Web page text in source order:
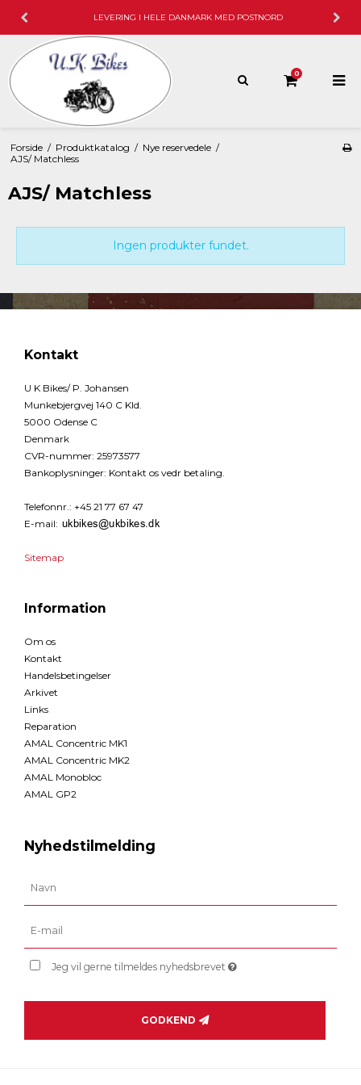
LEVERING I HELE DANMARK MED POSTNORD
0
Forside / Produktkatalog / Nye reservedele /
AJS/ Matchless
AJS/ Matchless
Ingen produkter fundet.
Kontakt
U K Bikes/ P. Johansen
Munkebjergvej 140 C Kld.
5000 Odense C
Denmark
CVR-nummer: 25973577
Bankoplysninger: Kontakt os vedr betaling.
Telefonnr. : +45 21 77 67 47
E-mail:
Sitemap
Information
Om os
Kontakt
Handelsbetingelser
Arkivet
Links
Reparation
AMAL Concentric MK1
AMAL Concentric MK2
AMAL Monobloc
AMAL GP2
Nyhedstilmelding
Jeg vil gerne tilmeldes nyhedsbrevet
GODKEND